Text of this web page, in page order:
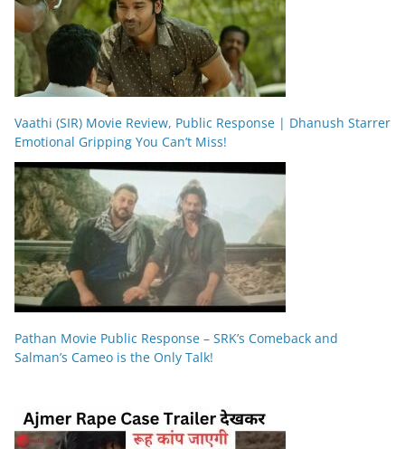
Vaathi (SIR) Movie Review, Public Response | Dhanush Starrer
Emotional Gripping You Can’t Miss!
Pathan Movie Public Response – SRK’s Comeback and
Salman’s Cameo is the Only Talk!